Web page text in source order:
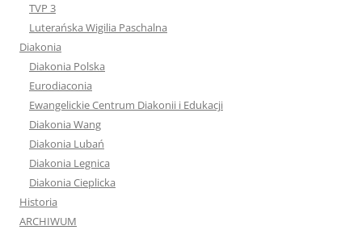
TVP 3
Luterańska Wigilia Paschalna
Diakonia
Diakonia Polska
Eurodiaconia
Ewangelickie Centrum Diakonii i Edukacji
Diakonia Wang
Diakonia Lubań
Diakonia Legnica
Diakonia Cieplicka
Historia
ARCHIWUM